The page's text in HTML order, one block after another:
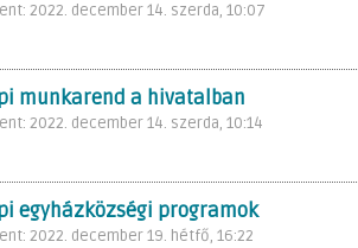
2022. december 14. szerda, 10:07
munkarend a hivatalban
2022. december 14. szerda, 10:14
egyházközségi programok
2022. december 19. hétfő, 16:22